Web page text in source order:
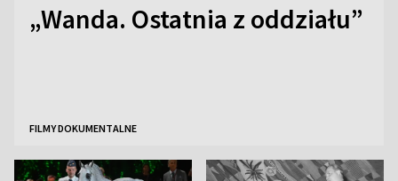
„Wanda. Ostatnia z oddziału”
FILMY DOKUMENTALNE